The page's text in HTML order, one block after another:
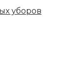
уборов